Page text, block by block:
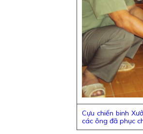
Cựu chiến binh
các ông đã phục